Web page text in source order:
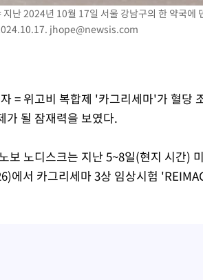
난 2024년 10월 17일 서울 강남구의 한 약국에
jhope@newsis.com
= 위고비 복합제 '카그리세마'가 혈당
가 될 잠재력을 보였다.
보 노디스크는 지난 5~8일(현지 시간)
에서 카그리세마 3상 임상시험